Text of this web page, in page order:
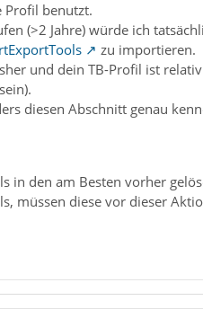
Profil benutzt.
(>2 Jahre) würde ich
zu importieren.
und dein TB-Profil ist
diesen Abschnitt genau
in den am Besten vorher
müssen diese vor dieser